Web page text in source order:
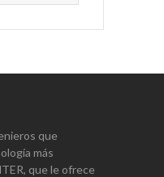
que
más
que le ofrece